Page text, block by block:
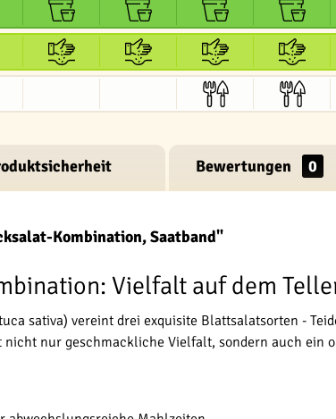
Bewertungen 0
Kombination, Saatband"
Vielfalt auf dem
sativa) vereint drei exquisite Blattsalatsorten -
nicht nur geschmackliche Vielfalt, sondern auch ein